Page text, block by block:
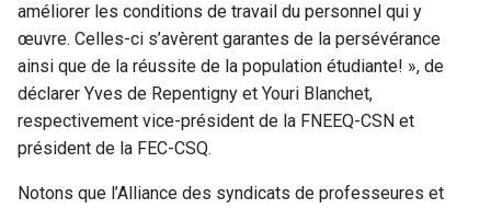
améliorer les conditions de travail du personnel qui y
œuvre. Celles-ci s’avèrent garantes de la persévérance
ainsi que de la réussite de la population étudiante! », de
déclarer Yves de Repentigny et Youri Blanchet,
respectivement vice-président de la FNEEQ-CSN et
président de la FEC-CSQ.
Notons que l’Alliance des syndicats de professeures et